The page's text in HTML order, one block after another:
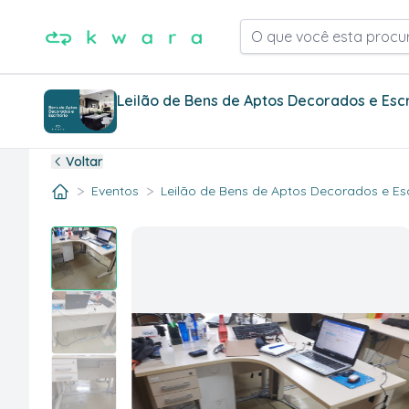
O que você esta
Leilão de Bens de Aptos Decorados e
Voltar
> Eventos > Leilão de Bens de Aptos Decorados e